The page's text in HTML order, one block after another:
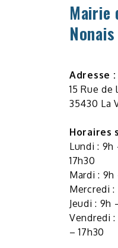
Mairie
Nonais
Adresse :
15 Rue de
35430 La
Horaires
Lundi : 9h
17h30
Mardi : 9h
Mercredi :
Jeudi : 9h
Vendredi :
– 17h30